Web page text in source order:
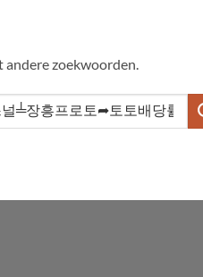
zoekwoorden.